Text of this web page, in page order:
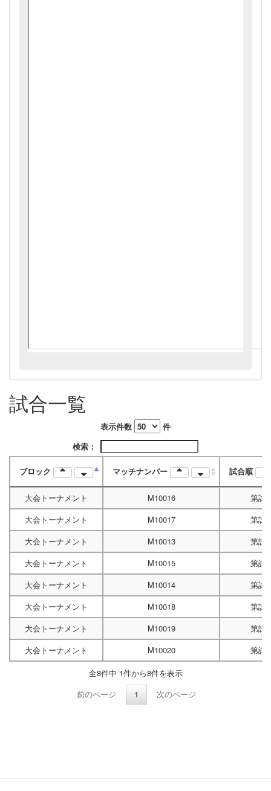
試合一覧
表示件数
件
検索：
ブロック マッチナンバー 試合順
大会トーナメント M10016
第試
大会トーナメント
M10017
第試
大会トーナメント
M10013
第試
大会トーナメント
M10015
第試
大会トーナメント
M10014
第試
大会トーナメント
M10018
第試
大会トーナメント
M10019
第試
大会トーナメント
M10020
第試
全8件中 1件から8件を表示
前のページ
1 次のページ